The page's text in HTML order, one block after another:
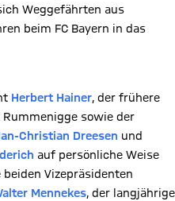
Weggefährten aus
beim FC Bayern in das
Herbert Hainer, der frühere
sowie der
Christian Dreesen und
auf persönliche Weise
Vizepräsidenten
Mennekes, der langjährige